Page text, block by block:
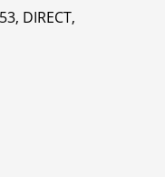
DIRECT,